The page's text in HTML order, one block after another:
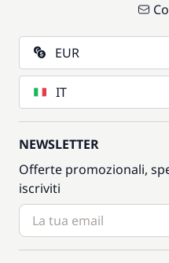
EUR
IT
NEWSLETTER
Offerte promozionali,
iscriviti